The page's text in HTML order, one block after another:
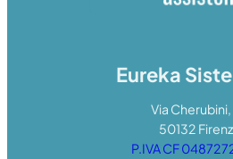
Eureka
Via
50132
P.IVA CF